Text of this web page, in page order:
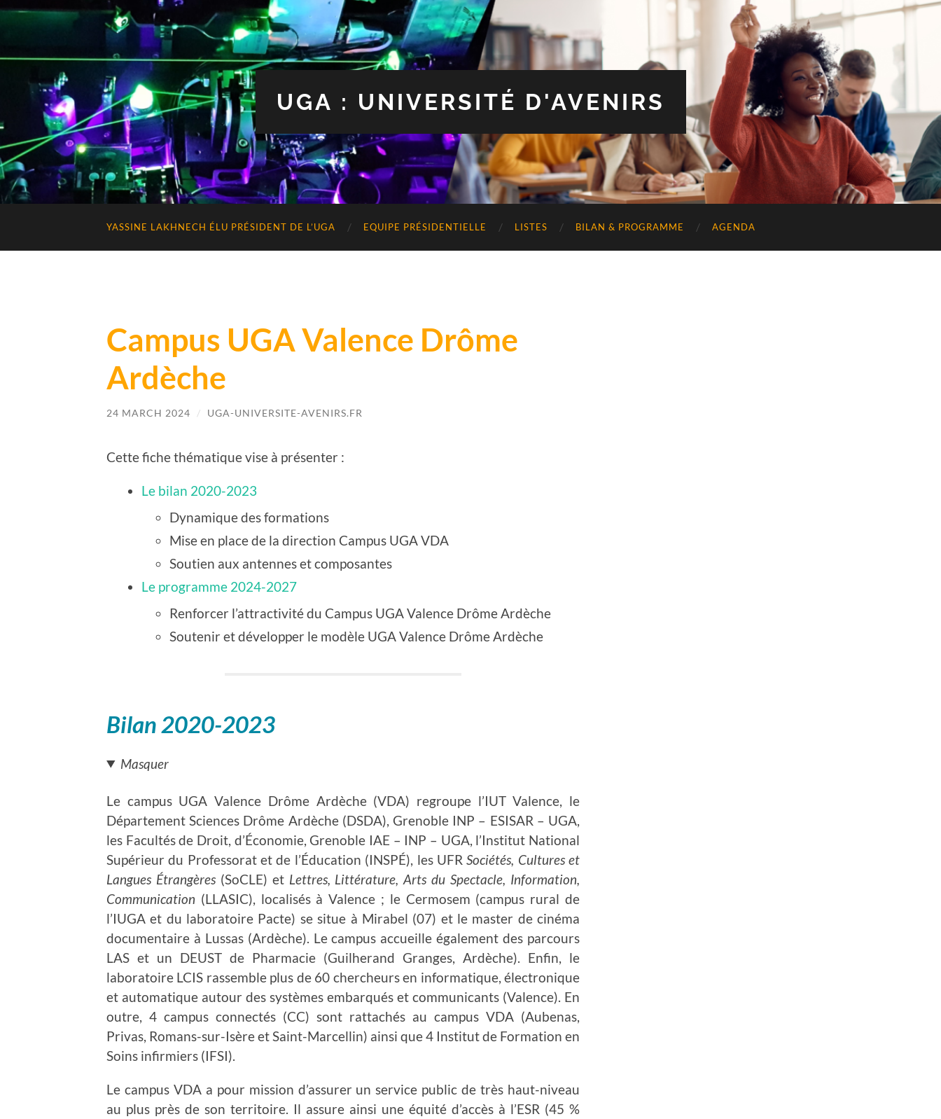
UGA : UNIVERSITÉ D'AVENIRS
YASSINE LAKHNECH ÉLU PRÉSIDENT DE L’UGA EQUIPE PRÉSIDENTIELLE LISTES BILAN & PROGRAMME AGENDA
Campus UGA Valence Drôme
Ardèche
24 MARCH 2024 / UGA-UNIVERSITE-AVENIRS.FR
Cette fiche thématique vise à présenter :
Le bilan 2020-2023
Dynamique des formations
Mise en place de la direction Campus UGA VDA
Soutien aux antennes et composantes
Le programme 2024-2027
Renforcer l’attractivité du Campus UGA Valence Drôme Ardèche
Soutenir et développer le modèle UGA Valence Drôme Ardèche
Bilan 2020-2023
Masquer
Le campus UGA Valence Drôme Ardèche (VDA) regroupe l’IUT Valence, le
Département Sciences Drôme Ardèche (DSDA), Grenoble INP – ESISAR – UGA,
les Facultés de Droit, d’Économie, Grenoble IAE – INP – UGA, l’Institut National
Supérieur du Professorat et de l’Éducation (INSPÉ), les UFRSociétés, Cultures et
Langues Étrangères(SoCLE) et Lettres, Littérature, Arts du Spectacle, Information,
Communication (LLASIC), localisés à Valence ; le Cermosem (campus rural de
l’IUGA et du laboratoire Pacte) se situe à Mirabel (07) et le master de cinéma
documentaire à Lussas (Ardèche). Le campus accueille également des parcours
LAS et un DEUST de Pharmacie (Guilherand Granges, Ardèche). Enfin, le
laboratoire LCIS rassemble plus de 60 chercheurs en informatique, électronique
et automatique autour des systèmes embarqués et communicants (Valence). En
outre, 4 campus connectés (CC) sont rattachés au campus VDA (Aubenas,
Privas, Romans-sur-Isère et Saint-Marcellin) ainsi que 4 Institut de Formation en
Soins infirmiers (IFSI).
Le campus VDA a pour mission d’assurer un service public de très haut-niveau
au plus près de son territoire. Il assure ainsi une équité d’accès à l’ESR (45 %